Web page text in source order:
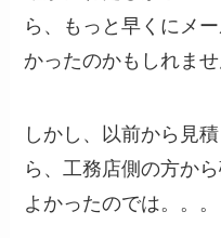
ら、もっと早くにメ
かったのかもしれませ
しかし、以前から見
ら、工務店側の方か
よかったのでは。。。